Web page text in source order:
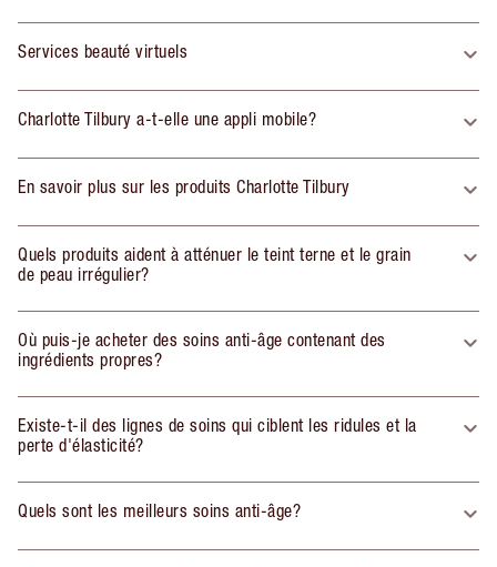
Services beauté virtuels
Charlotte Tilbury a-t-elle une appli mobile?
En savoir plus sur les produits Charlotte Tilbury
Quels produits aident à atténuer le teint terne et le grain
de peau irrégulier?
Où puis-je acheter des soins anti-âge contenant des
ingrédients propres?
Existe-t-il des lignes de soins qui ciblent les ridules et la
perte d'élasticité?
Quels sont les meilleurs soins anti-âge?